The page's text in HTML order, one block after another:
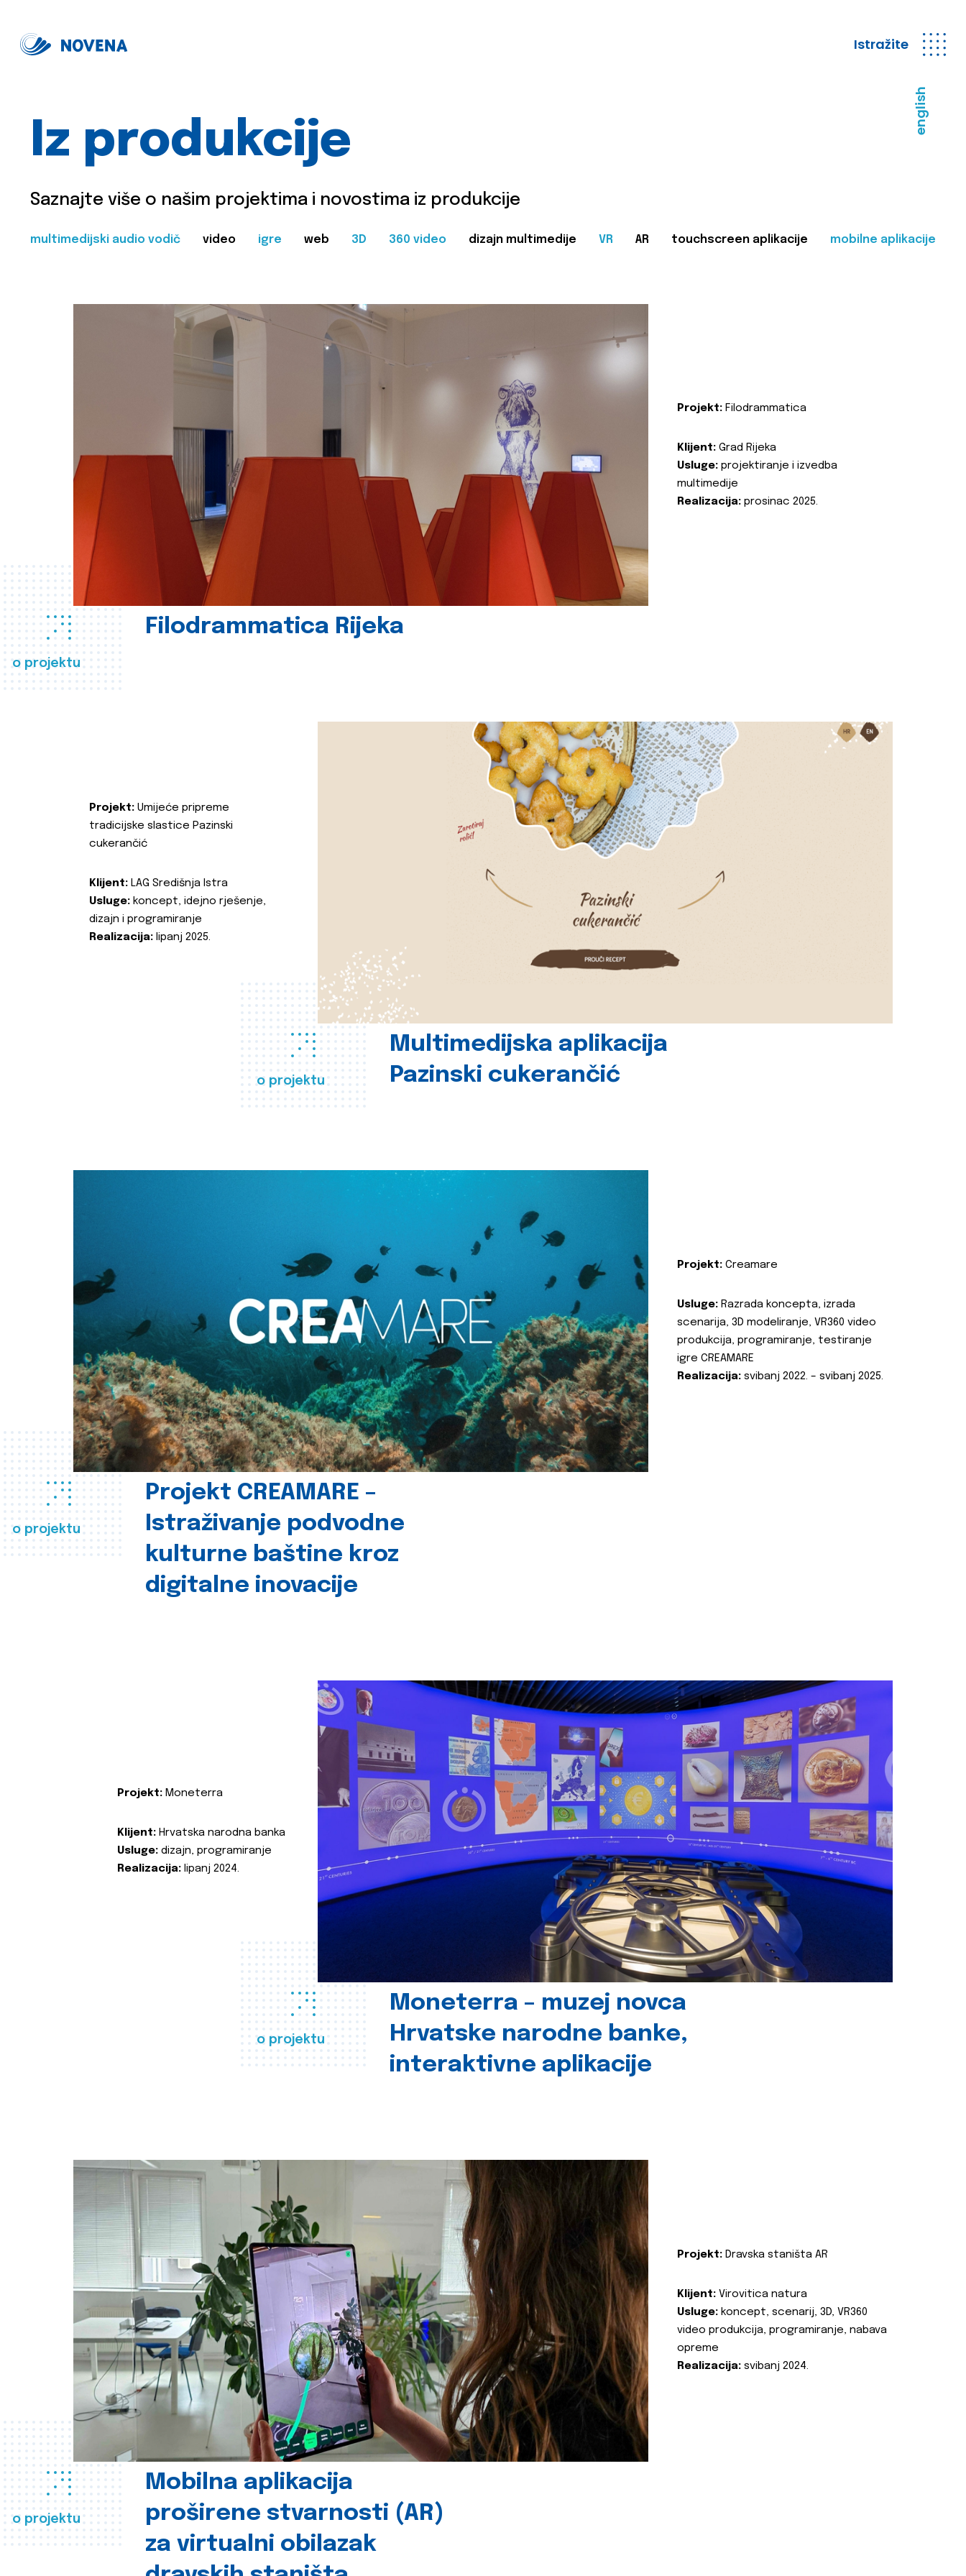
Istražite
english
Iz produkcije
Saznajte više o našim projektima i novostima iz produkcije
multimedijski audio vodič video igre web 3D 360 video dizajn multimedije VR AR touchscreen aplikacije mobilne aplikacije
o projektu
Filodrammatica Rijeka
Projekt: Filodrammatica
Klijent: Grad Rijeka
Usluge: projektiranje i izvedba
multimedije
Realizacija: prosinac 2025.
o projektu
Multimedijska aplikacija
Pazinski cukerančić
Projekt: Umijeće pripreme
tradicijske slastice Pazinski
cukerančić
Klijent: LAG Središnja Istra
Usluge: koncept, idejno rješenje,
dizajn i programiranje
Realizacija: lipanj 2025.
o projektu
Projekt CREAMARE –
Istraživanje podvodne
kulturne baštine kroz
digitalne inovacije
Projekt: Creamare
Usluge: Razrada koncepta, izrada
scenarija, 3D modeliranje, VR360 video
produkcija, programiranje, testiranje
igre CREAMARE
Realizacija: svibanj 2022. – svibanj 2025.
o projektu
Moneterra – muzej novca
Hrvatske narodne banke,
interaktivne aplikacije
Projekt: Moneterra
Klijent: Hrvatska narodna banka
Usluge: dizajn, programiranje
Realizacija: lipanj 2024.
o projektu
Mobilna aplikacija
proširene stvarnosti (AR)
za virtualni obilazak
Projekt: Dravska staništa AR
Klijent: Virovitica natura
Usluge: koncept, scenarij, 3D, VR360
video produkcija, programiranje, nabava
opreme
Realizacija: svibanj 2024.